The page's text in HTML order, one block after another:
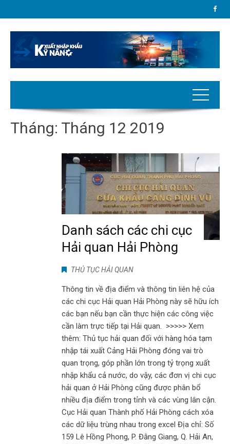
Tháng: Tháng 12 2019
Danh sách các chi cục
Hải quan Hải Phòng
THỦ TỤC HẢI QUAN
Thông tin về địa điểm và thông tin liên hệ của
các chi cục Hải quan Hải Phòng này sẽ hữu ích
các bạn nếu bạn cần thực hiện các công việc
cần làm trực tiếp tại Hải quan. >>>>> Xem
thêm: Thủ tục hải quan đối với hàng hóa tạm
nhập tái xuất Cảng Hải Phòng đóng vai trò
quan trọng, góp phần lớn trong tỷ trọng xuất
nhập khẩu cả nước, do vậy, các đơn vị chi cục
hải quan ở Hải Phòng cũng được phân bổ
nhiều địa điểm trong tỉnh và các vùng lân cận.
Cục Hải quan Thành phố Hải Phòng cách xóa
các dữ liệu trùng nhau trong excel Địa chỉ: Số
159 Lê Hồng Phong, P. Đằng Giang, Q. Hải An,